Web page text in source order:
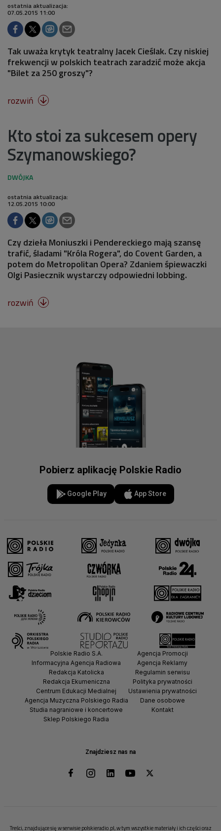
ostatnia aktualizacja:
07.05.2015 11:00
Tak uważa krytyk teatralny Jacek Cieślak. Czy niskiej
frekwencji w polskich teatrach zaradzić może akcja
"Bilet za 250 groszy"?
rozwiń 
Kto stoi za sukcesem opery
Szymanowskiego?
ostatnia aktualizacja:
12.05.2015 10:00
Czy dzieła Moniuszki i Pendereckiego mają szansę
trafić, śladami "Króla Rogera", do Covent Garden, a
potem do Metropolitan Opera? Zdaniem śpiewaczki
Olgi Pasiecznik wystarczy odpowiedni lobbing.
rozwiń 
Pobierz aplikację Polskie Radio
Google Play App Store
Znajdziesz nas na
Polskie Radio S.A.
Informacyjna Agencja Radiowa
Redakcja Katolicka
Redakcja Ekumeniczna
Centrum Edukacji Medialnej
Agencja Muzyczna Polskiego Radia
Studia nagraniowe i koncertowe
Sklep Polskiego Radia
Agencja Promocji
Agencja Reklamy
Regulamin serwisu
Polityka prywatności
Ustawienia prywatności
Dane osobowe
Kontakt
Treści, znajdujące się w serwisie polskieradio.pl, w tym wszystkie materiały i ich części oraz